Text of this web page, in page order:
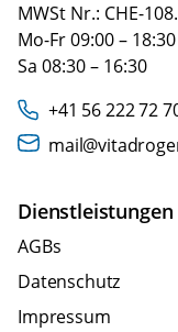
MWSt Nr.: CHE-
Mo-Fr 09:00 – 18:30
Sa 08:30 – 16:30
+41 56 222 72
Dienstleistungen
AGBs
Datenschutz
Impressum